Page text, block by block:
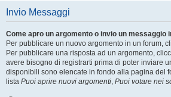
Invio Messaggi
Come apro un argomento o invio un messaggio
Per pubblicare un nuovo argomento in un forum,
Per pubblicare una risposta ad un argomento,
avere bisogno di registrarti prima di poter inviare
disponibili sono elencate in fondo alla pagina del
lista Puoi aprire nuovi argomenti, Puoi votare nei